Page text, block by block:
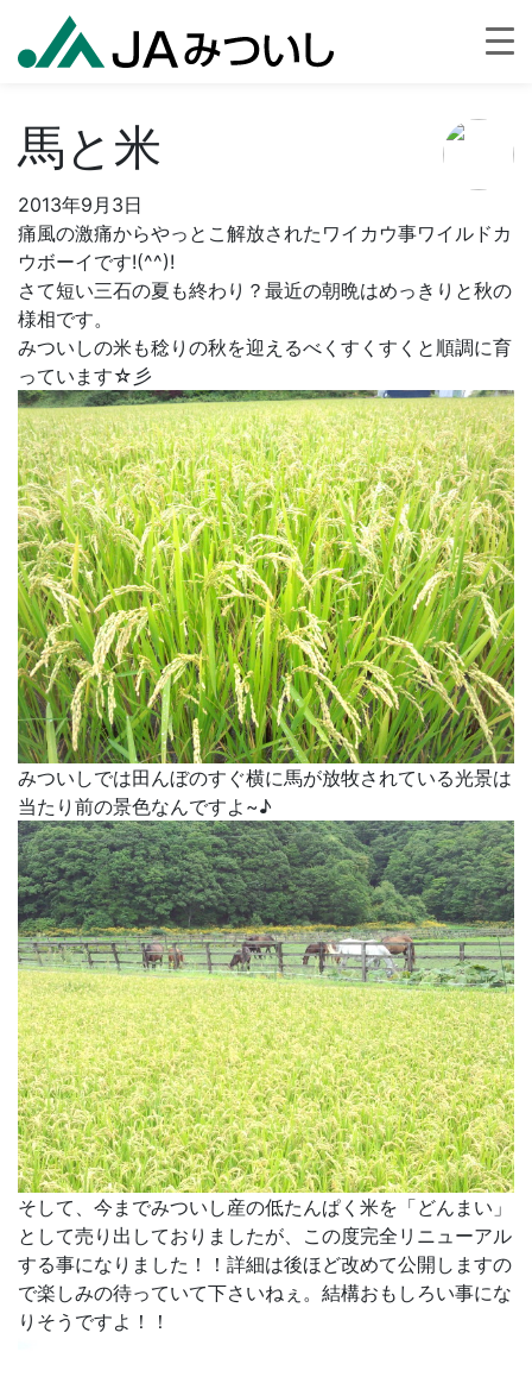
馬と米
2013年9月3日
痛風の激痛からやっとこ解放されたワイカウ事ワイルドカ
ウボーイです!(^^)!
さて短い三石の夏も終わり？最近の朝晩はめっきりと秋の
様相です。
みついしの米も稔りの秋を迎えるべくすくすくと順調に育
っています☆彡
みついしでは田んぼのすぐ横に馬が放牧されている光景は
当たり前の景色なんですよ~♪
そして、今までみついし産の低たんぱく米を「どんまい」
として売り出しておりましたが、この度完全リニューアル
する事になりました！！詳細は後ほど改めて公開しますの
で楽しみの待っていて下さいねぇ。結構おもしろい事にな
りそうですよ！！